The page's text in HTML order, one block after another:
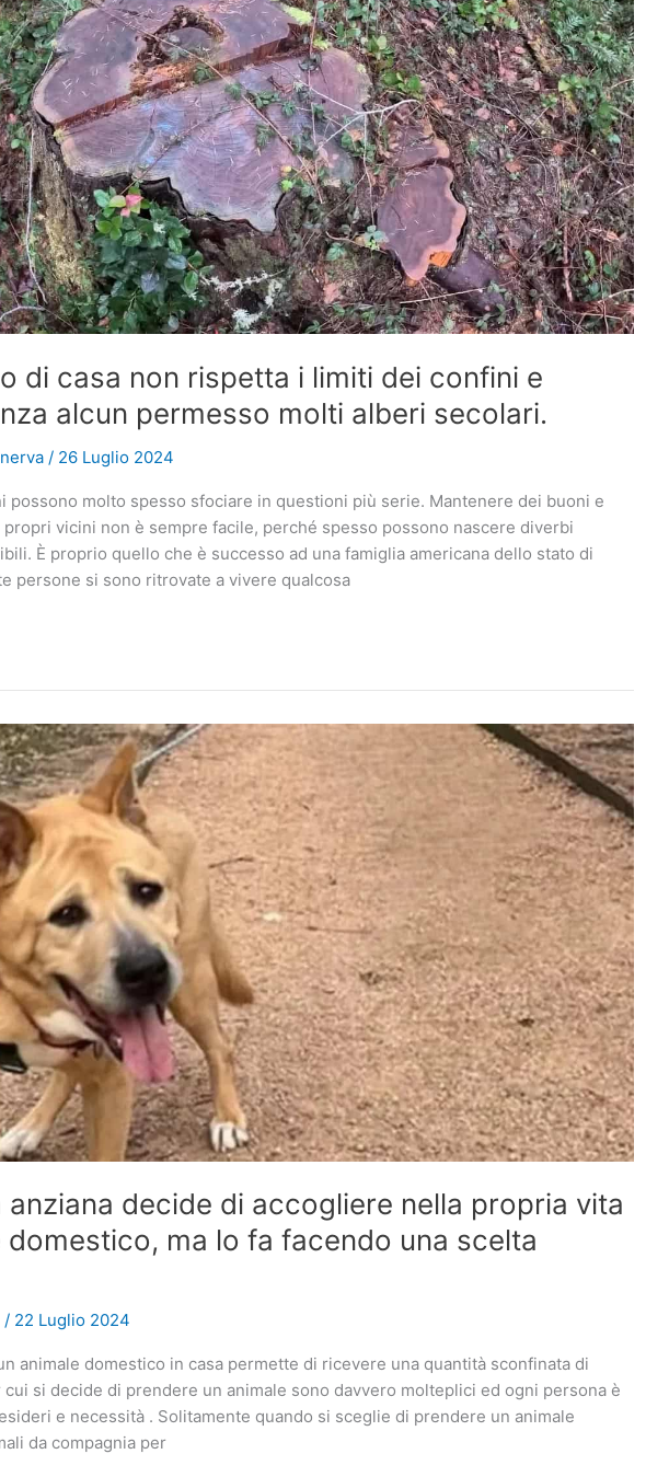
di casa non rispetta i limiti dei confini e
alcun permesso molti alberi secolari.
/ 26 Luglio 2024
possono molto spesso sfociare in questioni più serie. Mantenere dei buoni e
vicini non è sempre facile, perché spesso possono nascere diverbi
È proprio quello che è successo ad una famiglia americana dello stato di
persone si sono ritrovate a vivere qualcosa
anziana decide di accogliere nella propria vita
domestico, ma lo fa facendo una scelta
/ 22 Luglio 2024
animale domestico in casa permette di ricevere una quantità sconfinata di
cui si decide di prendere un animale sono davvero molteplici ed ogni persona è
e necessità . Solitamente quando si sceglie di prendere un animale
da compagnia per